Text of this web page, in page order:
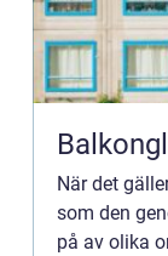
När det
som den
på av olika